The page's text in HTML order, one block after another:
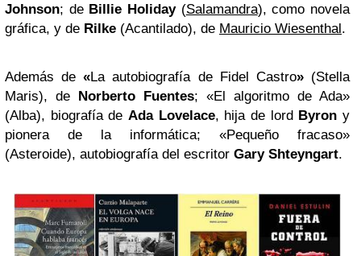
Johnson; de Billie Holiday (Salamandra), como novela
gráfica, y de Rilke (Acantilado), de Mauricio Wiesenthal.
Además de«La autobiografía de Fidel Castro»(Stella
Maris), de Norberto Fuentes; «El algoritmo de Ada»
(Alba), biografía de Ada Lovelace, hija de lord Byron y
pionera de la informática; «Pequeño fracaso»
(Asteroide), autobiografía del escritor Gary Shteyngart.